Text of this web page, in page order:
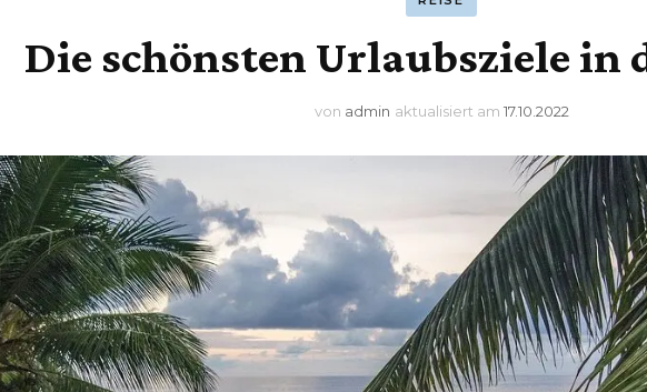
Die schönsten Urlaubsziele in
von admin aktualisiert am 17.10.2022